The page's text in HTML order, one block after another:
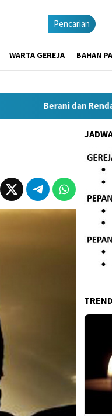
Pencarian
WARTA GEREJA BAHAN
Berani dan Rendah